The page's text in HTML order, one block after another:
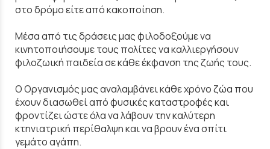
στο δρόμο είτε από κακοποίηση.
Μέσα από τις δράσεις μας φιλοδοξούμε να
κινητοποιήσουμε τους πολίτες να καλλιεργήσουν
φιλοζωική παιδεία σε κάθε έκφανση της ζωής τους.
Ο Οργανισμός μας αναλαμβάνει κάθε χρόνο ζώα που
έχουν διασωθεί από φυσικές καταστροφές και
φροντίζει ώστε όλα να λάβουν την καλύτερη
κτηνιατρική περίθαλψη και να βρουν ένα σπίτι
γεμάτο αγάπη.